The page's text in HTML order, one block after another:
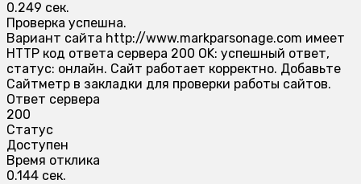
0.249 сек.
Проверка успешна.
Вариант сайта http://www.markparsonage.com имеет
HTTP код ответа сервера 200 OK: успешный ответ,
статус: онлайн. Сайт работает корректно. Добавьте
Сайтметр в закладки для проверки работы сайтов.
Ответ сервера
200
Статус
Доступен
Время отклика
0.144 сек.